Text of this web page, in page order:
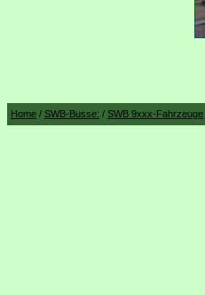
Home / SWB-Busse: / SWB 9xxx-Fahrzeuge